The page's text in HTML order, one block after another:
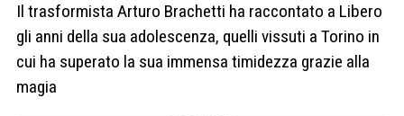
Il trasformista Arturo Brachetti ha raccontato a Libero
gli anni della sua adolescenza, quelli vissuti a Torino in
cui ha superato la sua immensa timidezza grazie alla
magia